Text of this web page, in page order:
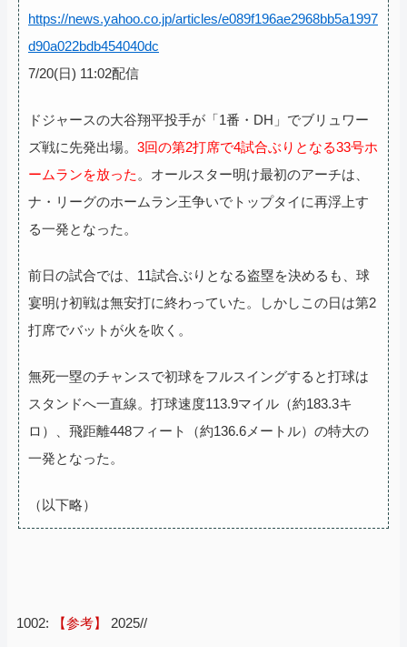
https://news.yahoo.co.jp/articles/e089f196ae2968bb5a1997
d90a022bdb454040dc
7/20(日) 11:02配信
ドジャースの大谷翔平投手が「1番・DH」でブリュワー
ズ戦に先発出場。 3回の第2打席で4試合ぶりとなる33号ホ
ームランを放った 。オールスター明け最初のアーチは、
ナ・リーグのホームラン王争いでトップタイに再浮上す
る一発となった。
前日の試合では、11試合ぶりとなる盗塁を決めるも、球
宴明け初戦は無安打に終わっていた。しかしこの日は第2
打席でバットが火を吹く。
無死一塁のチャンスで初球をフルスイングすると打球は
スタンドへ一直線。打球速度113.9マイル（約183.3キ
ロ）、飛距離448フィート（約136.6メートル）の特大の
一発となった。
（以下略）
1002: 【参考】 2025//